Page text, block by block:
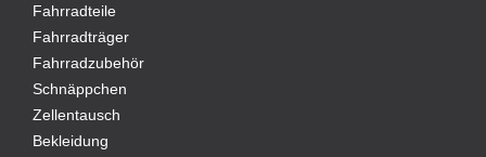
Fahrradteile
Fahrradträger
Fahrradzubehör
Schnäppchen
Zellentausch
Bekleidung